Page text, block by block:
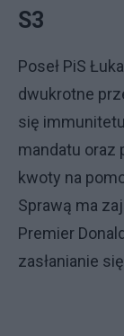
S3
Poseł PiS
dwukrotne
się
mandatu oraz
kwoty na
Sprawą ma
Premier
zasłanianie